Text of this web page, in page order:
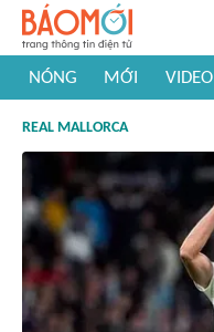
NÓNG MỚI VIDEO
#Khám phá thế giới
REAL MALLORCA